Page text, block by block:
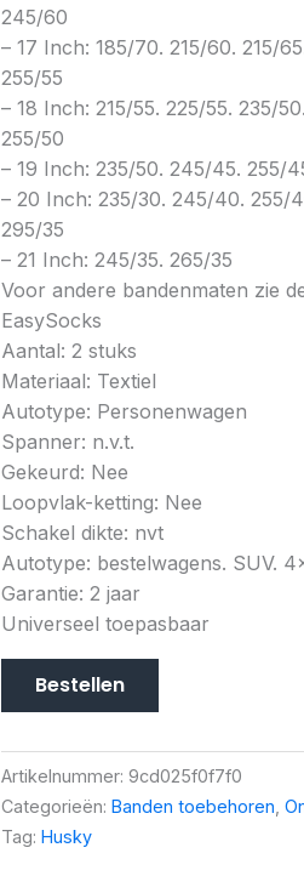
245/60
– 17 Inch: 185/70. 215/60. 215/
255/55
– 18 Inch: 215/55. 225/55. 235/
255/50
– 19 Inch: 235/50. 245/45. 255/
– 20 Inch: 235/30. 245/40. 255/
295/35
– 21 Inch: 245/35. 265/35
Voor andere bandenmaten zie
EasySocks
Aantal: 2 stuks
Materiaal: Textiel
Autotype: Personenwagen
Spanner: n.v.t.
Gekeurd: Nee
Loopvlak-ketting: Nee
Schakel dikte: nvt
Autotype: bestelwagens. SUV.
Garantie: 2 jaar
Universeel toepasbaar
Bestellen
Artikelnummer: 9cd025f0f7f0
Categorieën: Banden toebehoren
Tag: Husky